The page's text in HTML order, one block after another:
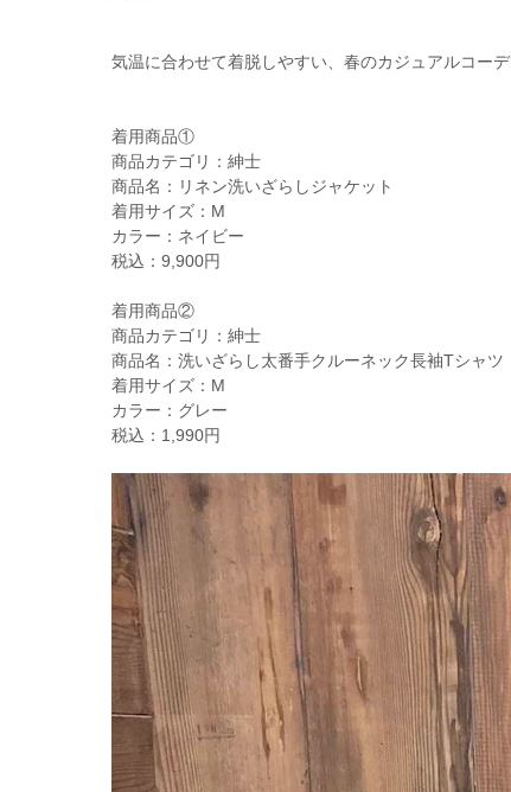
気温に合わせて着脱しやすい、春のカジュアルコーデ
着用商品①
商品カテゴリ：紳士
商品名：リネン洗いざらしジャケット
着用サイズ：M
カラー：ネイビー
税込：9,900円
着用商品②
商品カテゴリ：紳士
商品名：洗いざらし太番手クルーネック長袖Tシャツ
着用サイズ：M
カラー：グレー
税込：1,990円